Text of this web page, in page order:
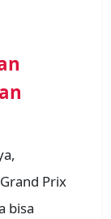
Prix
bisa